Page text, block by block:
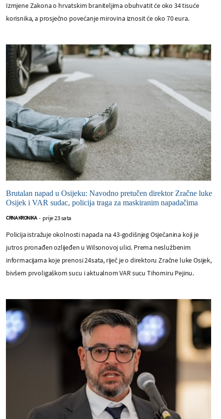
Izmjene Zakona o hrvatskim braniteljima obuhvatit će oko 34 tisuće
korisnika, a prosječno povećanje mirovina iznosit će oko 70 eura.
Brutalan napad u Osijeku: Navodno pretučen direktor Zračne luke
Osijek i VAR sudac, policija traga za maskiranim napadačima
CRNA KRONIKA - prije 23 sata
Policija istražuje okolnosti napada na 43-godišnjeg Osječanina koji je
jutros pronađen ozlijeđen u Wilsonovoj ulici. Prema neslužbenim
informacijama koje prenosi 24sata, riječ je o direktoru Zračne luke Osijek,
bivšem prvoligaškom sucu i aktualnom VAR sucu Tihomiru Pejinu.